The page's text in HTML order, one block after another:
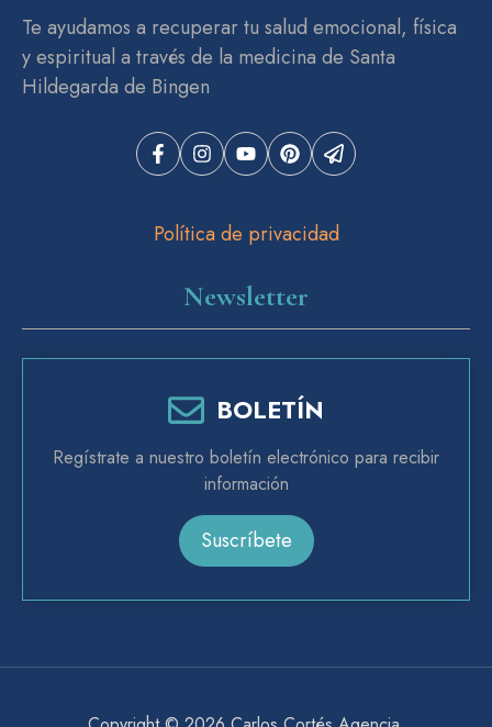
Te ayudamos a recuperar tu salud emocional, física
y espiritual a través de la medicina de Santa
Hildegarda de Bingen
Política de privacidad
Newsletter
BOLETÍN
Regístrate a nuestro boletín electrónico para recibir
información
Suscríbete